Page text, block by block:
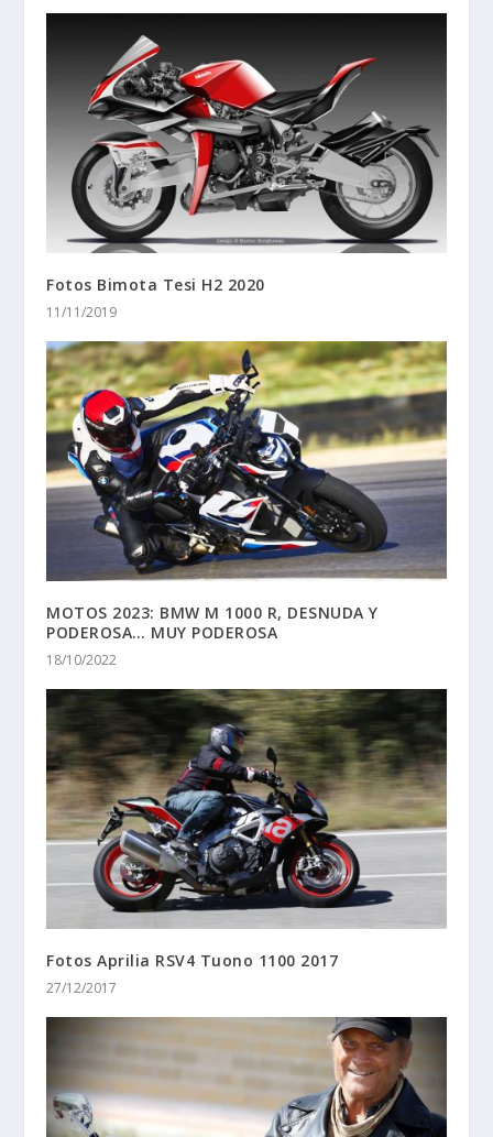
Fotos Bimota Tesi H2 2020
11/11/2019
MOTOS 2023: BMW M 1000 R, DESNUDA Y
PODEROSA… MUY PODEROSA
18/10/2022
Fotos Aprilia RSV4 Tuono 1100 2017
27/12/2017